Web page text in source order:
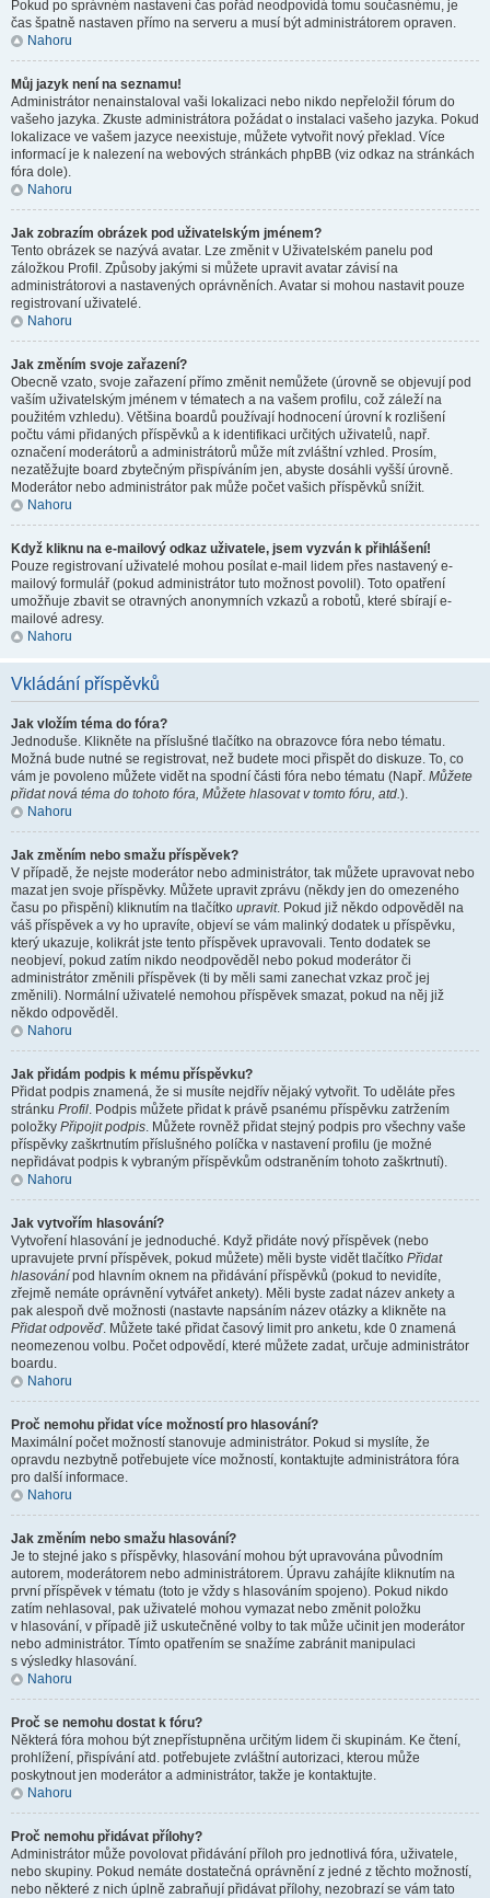
Pokud po správném nastavení čas pořád neodpovídá tomu současnému, je
čas špatně nastaven přímo na serveru a musí být administrátorem opraven.
Nahoru
Můj jazyk není na seznamu!
Administrátor nenainstaloval vaši lokalizaci nebo nikdo nepřeložil fórum do
vašeho jazyka. Zkuste administrátora požádat o instalaci vašeho jazyka. Pokud
lokalizace ve vašem jazyce neexistuje, můžete vytvořit nový překlad. Více
informací je k nalezení na webových stránkách phpBB (viz odkaz na stránkách
fóra dole).
Nahoru
Jak zobrazím obrázek pod uživatelským jménem?
Tento obrázek se nazývá avatar. Lze změnit v Uživatelském panelu pod
záložkou Profil. Způsoby jakými si můžete upravit avatar závisí na
administrátorovi a nastavených oprávněních. Avatar si mohou nastavit pouze
registrovaní uživatelé.
Nahoru
Jak změním svoje zařazení?
Obecně vzato, svoje zařazení přímo změnit nemůžete (úrovně se objevují pod
vaším uživatelským jménem v tématech a na vašem profilu, což záleží na
použitém vzhledu). Většina boardů používají hodnocení úrovní k rozlišení
počtu vámi přidaných příspěvků a k identifikaci určitých uživatelů, např.
označení moderátorů a administrátorů může mít zvláštní vzhled. Prosím,
nezatěžujte board zbytečným přispíváním jen, abyste dosáhli vyšší úrovně.
Moderátor nebo administrátor pak může počet vašich příspěvků snížit.
Nahoru
Když kliknu na e-mailový odkaz uživatele, jsem vyzván k přihlášení!
Pouze registrovaní uživatelé mohou posílat e-mail lidem přes nastavený e-
mailový formulář (pokud administrátor tuto možnost povolil). Toto opatření
umožňuje zbavit se otravných anonymních vzkazů a robotů, které sbírají e-
mailové adresy.
Nahoru
Vkládání příspěvků
Jak vložím téma do fóra?
Jednoduše. Klikněte na příslušné tlačítko na obrazovce fóra nebo tématu.
Možná bude nutné se registrovat, než budete moci přispět do diskuze. To, co
vám je povoleno můžete vidět na spodní části fóra nebo tématu (Např. Můžete
přidat nová téma do tohoto fóra, Můžete hlasovat v tomto fóru, atd.).
Nahoru
Jak změním nebo smažu příspěvek?
V případě, že nejste moderátor nebo administrátor, tak můžete upravovat nebo
mazat jen svoje příspěvky. Můžete upravit zprávu (někdy jen do omezeného
času po přispění) kliknutím na tlačítko upravit. Pokud již někdo odpověděl na
váš příspěvek a vy ho upravíte, objeví se vám malinký dodatek u příspěvku,
který ukazuje, kolikrát jste tento příspěvek upravovali. Tento dodatek se
neobjeví, pokud zatím nikdo neodpověděl nebo pokud moderátor či
administrátor změnili příspěvek (ti by měli sami zanechat vzkaz proč jej
změnili). Normální uživatelé nemohou příspěvek smazat, pokud na něj již
někdo odpověděl.
Nahoru
Jak přidám podpis k mému příspěvku?
Přidat podpis znamená, že si musíte nejdřív nějaký vytvořit. To uděláte přes
stránku Profil. Podpis můžete přidat k právě psanému příspěvku zatržením
položky Připojit podpis. Můžete rovněž přidat stejný podpis pro všechny vaše
příspěvky zaškrtnutím příslušného políčka v nastavení profilu (je možné
nepřidávat podpis k vybraným příspěvkům odstraněním tohoto zaškrtnutí).
Nahoru
Jak vytvořím hlasování?
Vytvoření hlasování je jednoduché. Když přidáte nový příspěvek (nebo
upravujete první příspěvek, pokud můžete) měli byste vidět tlačítko Přidat
hlasování pod hlavním oknem na přidávání příspěvků (pokud to nevidíte,
zřejmě nemáte oprávnění vytvářet ankety). Měli byste zadat název ankety a
pak alespoň dvě možnosti (nastavte napsáním název otázky a klikněte na
Přidat odpověď. Můžete také přidat časový limit pro anketu, kde 0 znamená
neomezenou volbu. Počet odpovědí, které můžete zadat, určuje administrátor
boardu.
Nahoru
Proč nemohu přidat více možností pro hlasování?
Maximální počet možností stanovuje administrátor. Pokud si myslíte, že
opravdu nezbytně potřebujete více možností, kontaktujte administrátora fóra
pro další informace.
Nahoru
Jak změním nebo smažu hlasování?
Je to stejné jako s příspěvky, hlasování mohou být upravována původním
autorem, moderátorem nebo administrátorem. Úpravu zahájíte kliknutím na
první příspěvek v tématu (toto je vždy s hlasováním spojeno). Pokud nikdo
zatím nehlasoval, pak uživatelé mohou vymazat nebo změnit položku
v hlasování, v případě již uskutečněné volby to tak může učinit jen moderátor
nebo administrátor. Tímto opatřením se snažíme zabránit manipulaci
s výsledky hlasování.
Nahoru
Proč se nemohu dostat k fóru?
Některá fóra mohou být znepřístupněna určitým lidem či skupinám. Ke čtení,
prohlížení, přispívání atd. potřebujete zvláštní autorizaci, kterou může
poskytnout jen moderátor a administrátor, takže je kontaktujte.
Nahoru
Proč nemohu přidávat přílohy?
Administrátor může povolovat přidávání příloh pro jednotlivá fóra, uživatele,
nebo skupiny. Pokud nemáte dostatečná oprávnění z jedné z těchto možností,
nebo některé z nich úplně zabraňují přidávat přílohy, nezobrazí se vám tato